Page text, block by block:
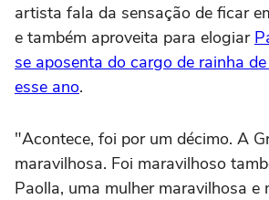
artista fala da sensação de ficar
e também aproveita para elogiar
se aposenta do cargo de rainha
esse ano.
"Acontece, foi por um décimo. A
maravilhosa. Foi maravilhoso
Paolla, uma mulher maravilhosa e